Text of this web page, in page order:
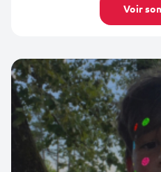
Voir